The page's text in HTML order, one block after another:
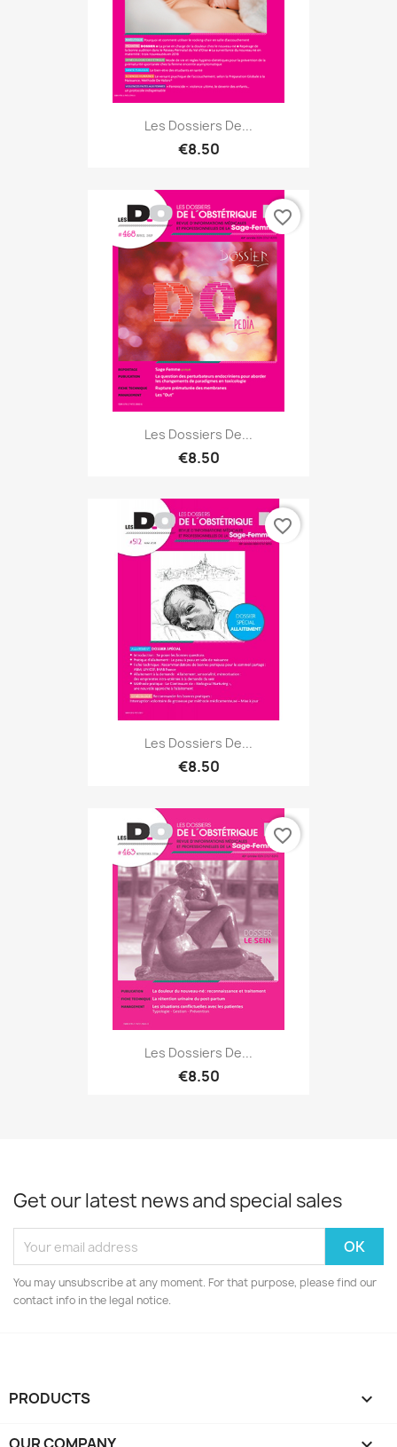
Les Dossiers De...
€8.50
Les Dossiers De...
€8.50
favorite_border
Les Dossiers De...
€8.50
favorite_border
Les Dossiers De...
€8.50
favorite_border
Get our latest news and special sales
You may unsubscribe at any moment. For that purpose, please find our
contact info in the legal notice.
PRODUCTS 